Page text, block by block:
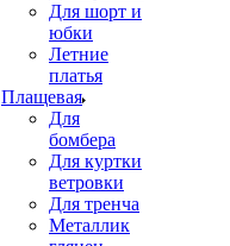
Для шорт и
юбки
Летние
платья
Плащевая
Для
бомбера
Для куртки
ветровки
Для тренча
Металлик